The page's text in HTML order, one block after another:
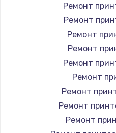
Замена
Ремонт
2000
Ремонт
Ремонт
Ремонт
Ремонт
Ремонт
Ремонт
Ремонт
Ремонт
Ремонт